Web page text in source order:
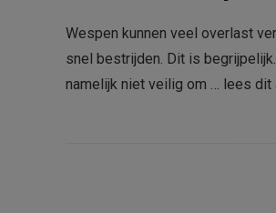
Wespen kunnen veel overlast
snel bestrijden. Dit is
namelijk niet veilig om … lees dit